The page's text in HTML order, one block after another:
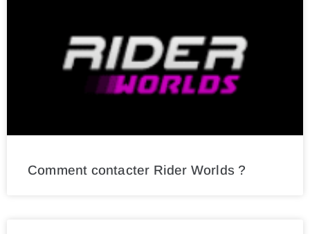
Comment contacter Rider Worlds ?